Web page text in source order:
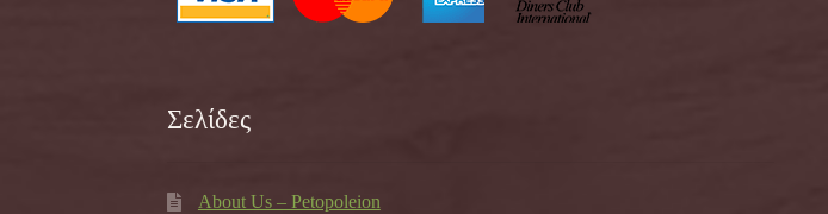
Σελίδες
About Us – Petopoleion